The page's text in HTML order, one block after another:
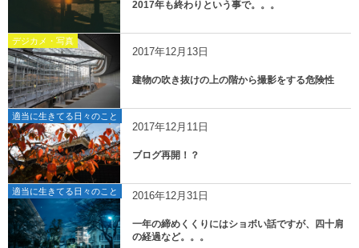
2017年も終わりという事で。。。
デジカメ・写真
2017年12月13日
建物の吹き抜けの上の階から撮影をする危険性
適当に生きてる日々のこと
2017年12月11日
ブログ再開！？
適当に生きてる日々のこと 2016年12月31日
一年の締めくくりにはショボい話ですが、四十肩
の経過など。。。